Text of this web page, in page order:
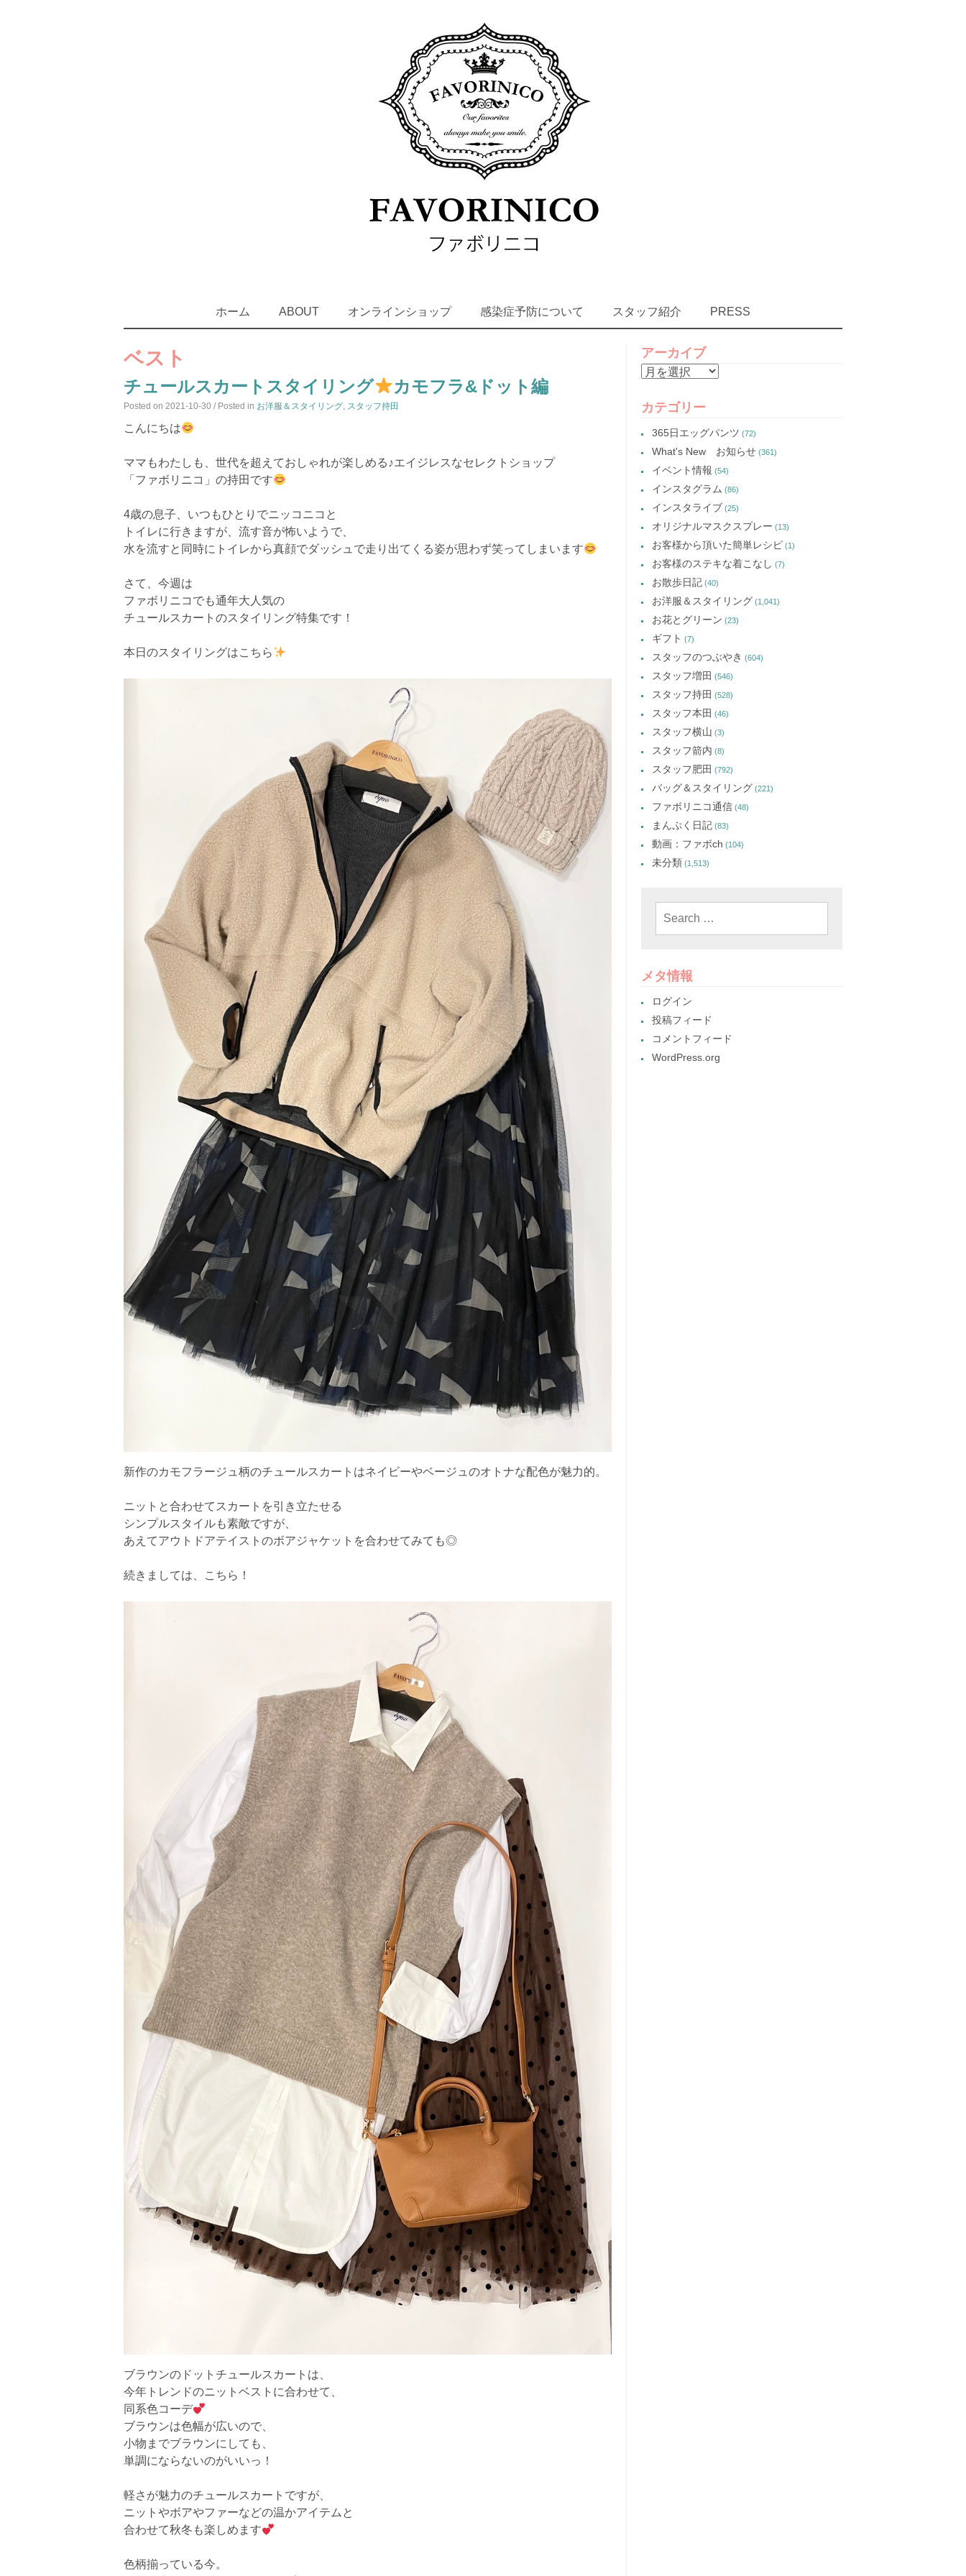
SKIP
TO
ホーム ABOUT オンラインショップ 感染症予防について スタッフ紹介 PRESS
ベスト
チュールスカートスタイリング カモフラ&ドット編
Posted on 2021-10-30 / Posted in お洋服＆スタイリング, スタッフ持田
こんにちは
ママもわたしも、世代を超えておしゃれが楽しめる♪エイジレスなセレクトショップ
「ファボリニコ」の持田です
4歳の息子、いつもひとりでニッコニコと
トイレに行きますが、流す音が怖いようで、
水を流すと同時にトイレから真顔でダッシュで走り出てくる姿が思わず笑ってしまいます
さて、今週は
ファボリニコでも通年大人気の
チュールスカートのスタイリング特集です！
本日のスタイリングはこちら
新作のカモフラージュ柄のチュールスカートはネイビーやベージュのオトナな配色が魅力的。
ニットと合わせてスカートを引き立たせる
シンプルスタイルも素敵ですが、
あえてアウトドアテイストのボアジャケットを合わせてみても◎
続きましては、こちら！
ブラウンのドットチュールスカートは、
今年トレンドのニットベストに合わせて、
同系色コーデ
ブラウンは色幅が広いので、
小物までブラウンにしても、
単調にならないのがいいっ！
軽さが魅力のチュールスカートですが、
ニットやボアやファーなどの温かアイテムと
合わせて秋冬も楽しめます
色柄揃っている今。
アーカイブ
ア
カ
カテゴリー
365日エッグパンツ (72)
What's New お知らせ (361)
イベント情報 (54)
インスタグラム (86)
インスタライブ (25)
オリジナルマスクスプレー (13)
お客様から頂いた簡単レシピ (1)
お客様のステキな着こなし (7)
お散歩日記 (40)
お洋服＆スタイリング (1,041)
お花とグリーン (23)
ギフト (7)
スタッフのつぶやき (604)
スタッフ増田 (546)
スタッフ持田 (528)
スタッフ本田 (46)
スタッフ横山 (3)
スタッフ箭内 (8)
スタッフ肥田 (792)
バッグ＆スタイリング (221)
ファボリニコ通信 (48)
まんぷく日記 (83)
動画：ファボch (104)
未分類 (1,513)
メタ情報
ログイン
投稿フィード
コメントフィード
WordPress.org